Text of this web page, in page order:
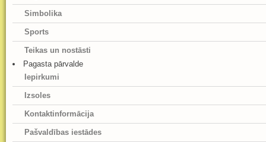
Simbolika
Sports
Teikas un nostāsti
Pagasta pārvalde
Iepirkumi
Izsoles
Kontaktinformācija
Pašvaldības iestādes